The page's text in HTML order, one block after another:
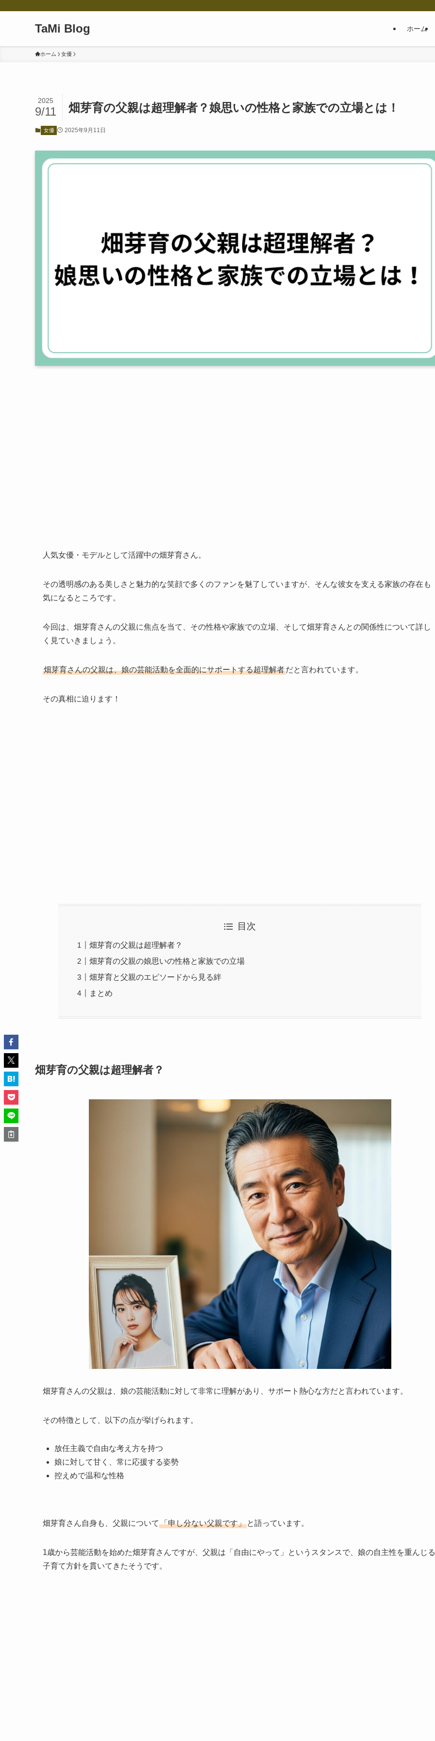
TaMi Blog ホーム
ホーム 女優
畑芽育の父親は超理解者？娘思いの性格と家族での立場とは！
2025
9/11
女優 2025年9月11日
人気女優・モデルとして活躍中の畑芽育さん。
その透明感のある美しさと魅力的な笑顔で多くのファンを魅了していますが、そんな彼女を支える家族の存在も
気になるところです。
今回は、畑芽育さんの父親に焦点を当て、その性格や家族での立場、そして畑芽育さんとの関係性について詳し
く見ていきましょう。
畑芽育さんの父親は、娘の芸能活動を全面的にサポートする超理解者だと言われています。
その真相に迫ります！
目次
畑芽育の父親は超理解者？
畑芽育の父親の娘思いの性格と家族での立場
畑芽育と父親のエピソードから見る絆
まとめ
畑芽育の父親は超理解者？
畑芽育さんの父親は、娘の芸能活動に対して非常に理解があり、サポート熱心な方だと言われています。
その特徴として、以下の点が挙げられます。
放任主義で自由な考え方を持つ
娘に対して甘く、常に応援する姿勢
控えめで温和な性格
畑芽育さん自身も、父親について 「申し分ない父親です」 と語っています。
1歳から芸能活動を始めた畑芽育さんですが、父親は「自由にやって」というスタンスで、娘の自主性を重んじる
子育て方針を貫いてきたそうです。